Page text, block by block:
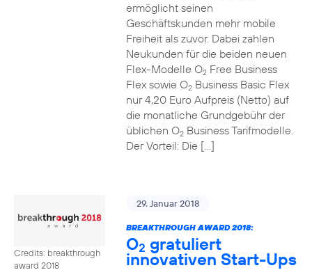
ermöglicht seinen
Geschäftskunden mehr mobile
Freiheit als zuvor. Dabei zahlen
Neukunden für die beiden neuen
Flex-Modelle O2Free Business
Flex sowie O2Business Basic Flex
nur 4,20 Euro Aufpreis (Netto) auf
die monatliche Grundgebühr der
üblichen O2Business Tarifmodelle.
Der Vorteil: Die […]
Credits: breakthrough
award 2018
29. Januar 2018
BREAKTHROUGH AWARD 2018:
O2 gratuliert
innovativen Start-Ups